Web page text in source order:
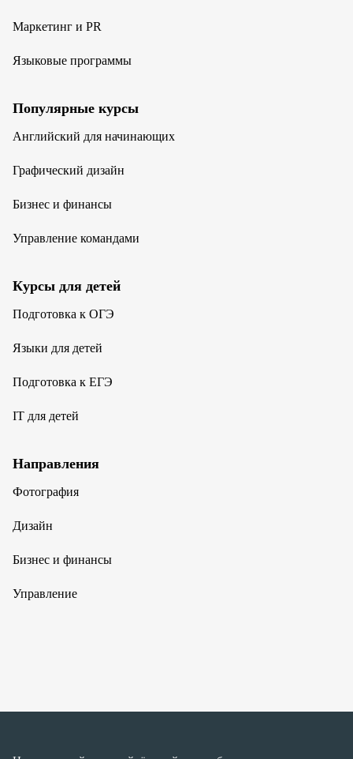
Маркетинг и PR
Языковые программы
Популярные курсы
Английский для начинающих
Графический дизайн
Бизнес и финансы
Управление командами
Курсы для детей
Подготовка к ОГЭ
Языки для детей
Подготовка к ЕГЭ
IT для детей
Направления
Фотография
Дизайн
Бизнес и финансы
Управление